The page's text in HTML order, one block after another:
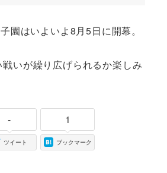
園はいよいよ8月5日に開幕。
いが繰り広げられるか楽しみ
-
ツイート
1
ブックマーク